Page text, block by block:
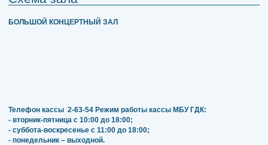
БОЛЬШОЙ КОНЦЕРТНЫЙ ЗАЛ
Телефон кассы 2-63-54 Режим работы кассы МБУ ГДК:
- вторник-пятница с 10:00 до 18:00;
- суббота-воскресенье с 11:00 до 18:00;
- понедельник – выходной.